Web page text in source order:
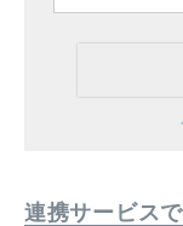
連携サービス